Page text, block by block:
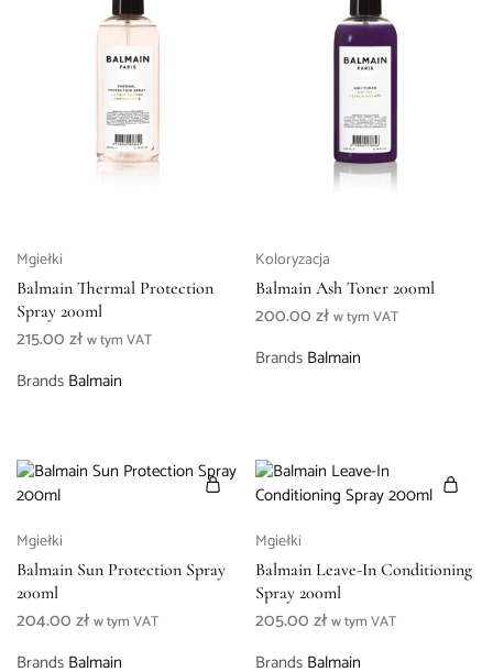
Mgiełki
Balmain Thermal Protection
Spray 200ml
215.00złw tym VAT
Brands Balmain
Koloryzacja
Balmain Ash Toner 200ml
200.00zł w tym VAT
Brands Balmain
Mgiełki
Balmain Sun Protection Spray
200ml
204.00złw tym VAT
Brands Balmain
Mgiełki
Balmain Leave-In Conditioning
Spray 200ml
205.00zł w tym VAT
Brands Balmain